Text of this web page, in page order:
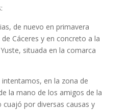
de nuevo en primavera
Cáceres y en concreto a la
situada en la comarca
en la zona de
la mano de los amigos de la
por diversas causas y